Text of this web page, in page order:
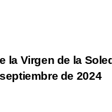
la Virgen de la
de 2024